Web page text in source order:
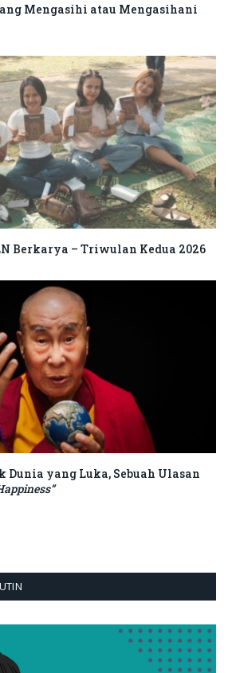
Mengasihi atau Mengasihani
Berkarya – Triwulan Kedua 2026
Dunia yang Luka, Sebuah Ulasan